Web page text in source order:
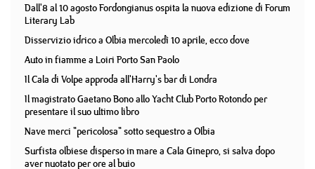
Dall'8 al 10 agosto Fordongianus ospita la nuova edizione di Forum
Literary Lab
Disservizio idrico a Olbia mercoledì 10 aprile, ecco dove
Auto in fiamme a Loiri Porto San Paolo
Il Cala di Volpe approda all'Harry's bar di Londra
Il magistrato Gaetano Bono allo Yacht Club Porto Rotondo per
presentare il suo ultimo libro
Nave merci "pericolosa" sotto sequestro a Olbia
Surfista olbiese disperso in mare a Cala Ginepro, si salva dopo
aver nuotato per ore al buio